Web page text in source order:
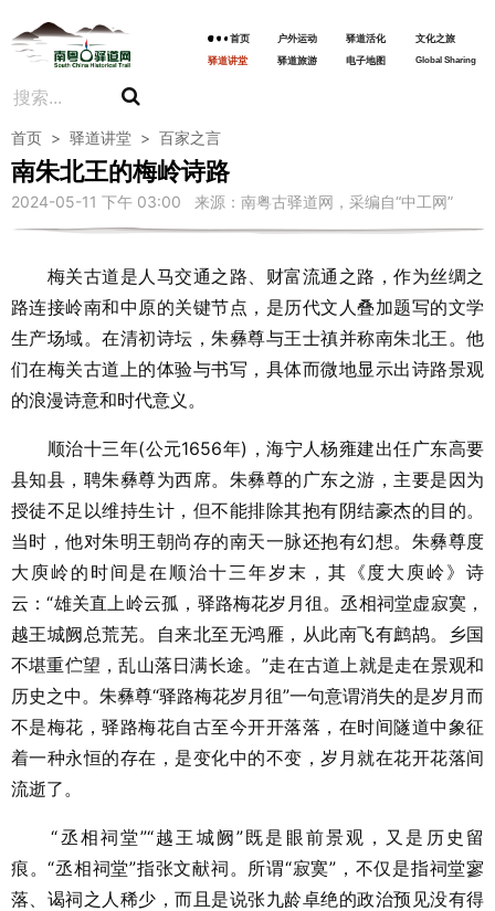
首页 户外运动 驿道活化
文化之旅
驿道讲堂
驿道旅游 电子地图 Global Sharing
首页 > 驿道讲堂 > 百家之言
南朱北王的梅岭诗路
2024-05-11 下午 03:00 来源：南粤古驿道网，采编自“中工网”
梅关古道是人马交通之路、财富流通之路，作为丝绸之
路连接岭南和中原的关键节点，是历代文人叠加题写的文学
生产场域。在清初诗坛，朱彝尊与王士禛并称南朱北王。他
们在梅关古道上的体验与书写，具体而微地显示出诗路景观
的浪漫诗意和时代意义。
顺治十三年(公元1656年)，海宁人杨雍建出任广东高要
县知县，聘朱彝尊为西席。朱彝尊的广东之游，主要是因为
授徒不足以维持生计，但不能排除其抱有阴结豪杰的目的。
当时，他对朱明王朝尚存的南天一脉还抱有幻想。朱彝尊度
大庾岭的时间是在顺治十三年岁末，其《度大庾岭》诗
云：“雄关直上岭云孤，驿路梅花岁月徂。丞相祠堂虚寂寞，
越王城阙总荒芜。自来北至无鸿雁，从此南飞有鹧鸪。乡国
不堪重伫望，乱山落日满长途。”走在古道上就是走在景观和
历史之中。朱彝尊“驿路梅花岁月徂”一句意谓消失的是岁月而
不是梅花，驿路梅花自古至今开开落落，在时间隧道中象征
着一种永恒的存在，是变化中的不变，岁月就在花开花落间
流逝了。
“丞相祠堂”“越王城阙”既是眼前景观，又是历史留
痕。“丞相祠堂”指张文献祠。所谓“寂寞”，不仅是指祠堂寥
落、谒祠之人稀少，而且是说张九龄卓绝的政治预见没有得